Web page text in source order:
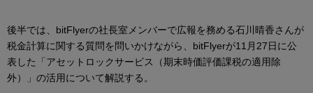
後半では、bitFlyerの社長室メンバーで広報を務める石川晴香さんが
税金計算に関する質問を問いかけながら、bitFlyerが11月27日に公
表した「アセットロックサービス（期末時価評価課税の適用除
外）」の活用について解説する。